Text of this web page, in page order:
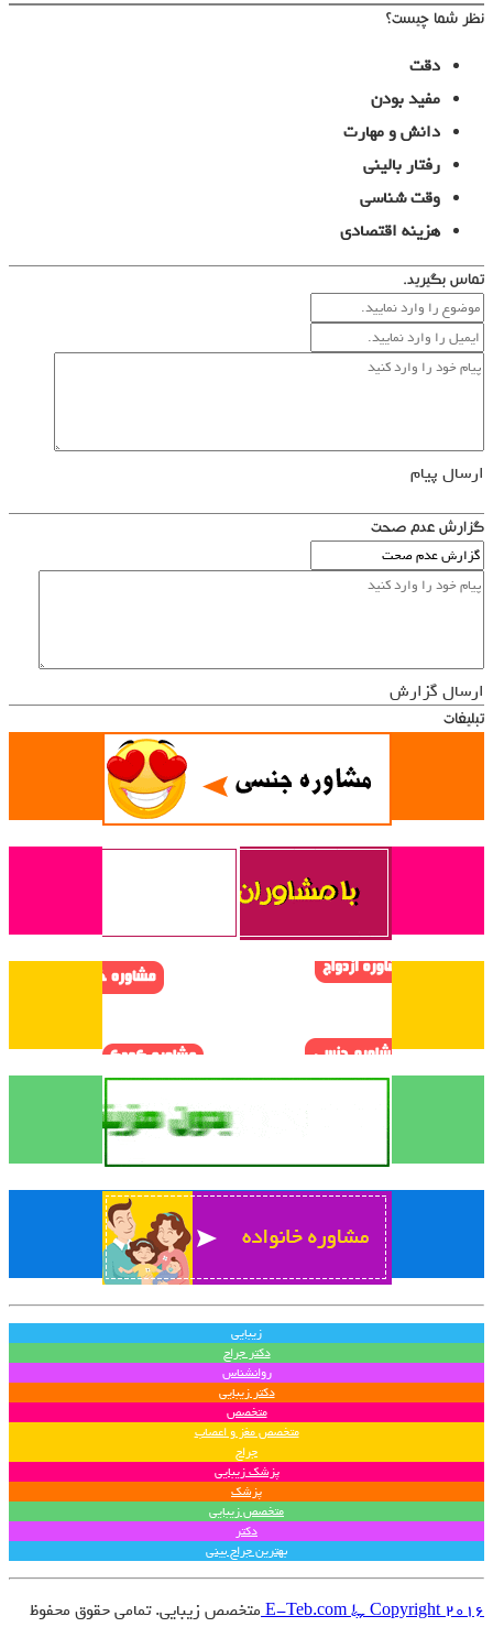
نظر شما چیست؟
دقت
مفید بودن
دانش و مهارت
رفتار بالینی
وقت شناسی
هزینه اقتصادی
تماس بگیرید.
ارسال پیام
گزارش عدم صحت
ارسال گزارش
تبلیغات
زیبایی
دکتر جراح
روانشناس
دکتر زیبایی
متخصص
متخصص مغز و اعصاب
جراح
پزشک زیبایی
پزشک
متخصص زیبایی
دکتر
بهترین جراح بینی
E-Teb.com © Copyright 2016 متخصص زیبایی. تمامی حقوق محفوظ